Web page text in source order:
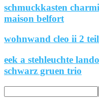
schmuckkasten
maison belfort
wohnwand cleo ii 2
eek a stehleuchte
schwarz gruen trio